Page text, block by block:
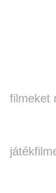
filmeket